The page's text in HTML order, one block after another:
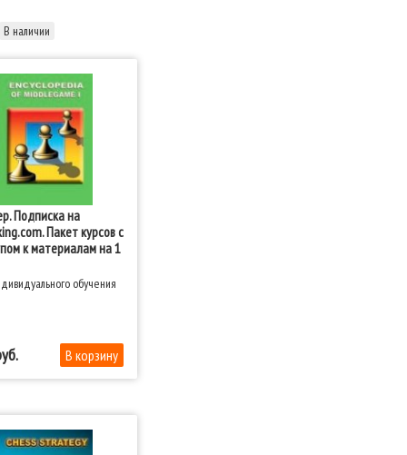
В наличии
Подписка на
Пакет курсов с
к материалам на 1
обучения